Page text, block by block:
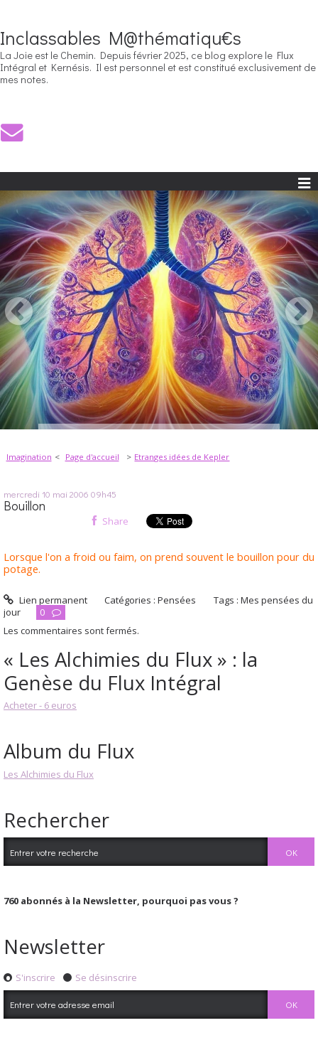
Inclassables M@thématiqu€s
La Joie est le Chemin. Depuis février 2025, ce blog explore le Flux
Intégral et Kernésis. Il est personnel et est constitué exclusivement de
mes notes.
Imagination Page d'accueil Etranges idées de Kepler
mercredi 10 mai 2006 09h45
Bouillon
Share
Lorsque l'on a froid ou faim, on prend souvent le bouillon pour du
potage.
Lien permanent Catégories :Pensées Tags :Mes pensées du
jour
0
Les commentaires sont fermés.
« Les Alchimies du Flux » : la
Genèse du Flux Intégral
Acheter - 6 euros
Album du Flux
Les Alchimies du Flux
Rechercher
760 abonnés à la Newsletter, pourquoi pas vous ?
Newsletter
S'inscrire Se désinscrire